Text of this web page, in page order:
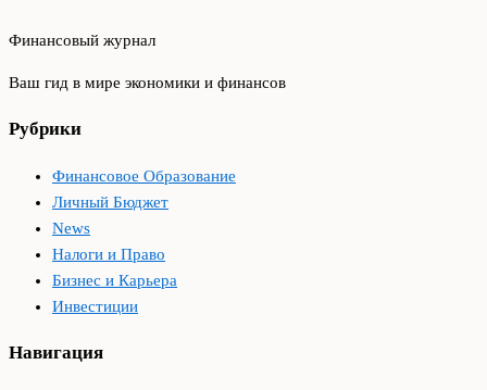
Финансовый журнал
Ваш гид в мире экономики и финансов
Рубрики
Финансовое Образование
Личный Бюджет
News
Налоги и Право
Бизнес и Карьера
Инвестиции
Навигация